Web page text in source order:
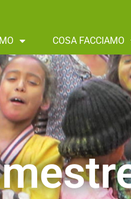
COSA FACCIAMO